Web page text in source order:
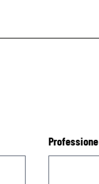
Professione